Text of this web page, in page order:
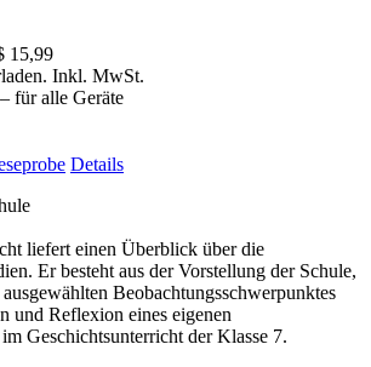
15,99
Inkl. MwSt.
für alle Geräte
Details
liefert einen Überblick über die
Er besteht aus der Vorstellung der Schule,
Beobachtungsschwerpunktes
und Reflexion eines eigenen
Geschichtsunterricht der Klasse 7.